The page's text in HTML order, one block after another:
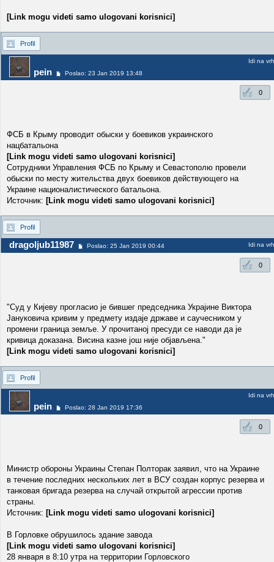
[Link mogu videti samo ulogovani korisnici]
Profil
pein Poslao: 23 Jan 2019 13:48
Idi na vrh
0
ФСБ в Крыму проводит обыски у боевиков украинского
нацбатальона
[Link mogu videti samo ulogovani korisnici]
Сотрудники Управления ФСБ по Крыму и Севастополю провели
обыски по месту жительства двух боевиков действующего на
Украине националистического батальона.
Источник: [Link mogu videti samo ulogovani korisnici]
Profil
dragoljub11987 Poslao: 25 Jan 2019 00:44 Idi na vrh
0
"Суд у Кијеву прогласио је бившег председника Украјине Виктора
Јануковича кривим у предмету издаје државе и саучесником у
промени граница земље. У прочитаној пресуди се наводи да је
кривица доказана. Висина казне још није објављена."
[Link mogu videti samo ulogovani korisnici]
Profil
pein Poslao: 28 Jan 2019 17:36
Idi na vrh
0
Министр обороны Украины Степан Полторак заявил, что на Украине
в течение последних нескольких лет в ВСУ создан корпус резерва и
танковая бригада резерва на случай открытой агрессии против
страны.
Источник: [Link mogu videti samo ulogovani korisnici]
В Горловке обрушилось здание завода
[Link mogu videti samo ulogovani korisnici]
28 января в 8:10 утра на территории Горловского